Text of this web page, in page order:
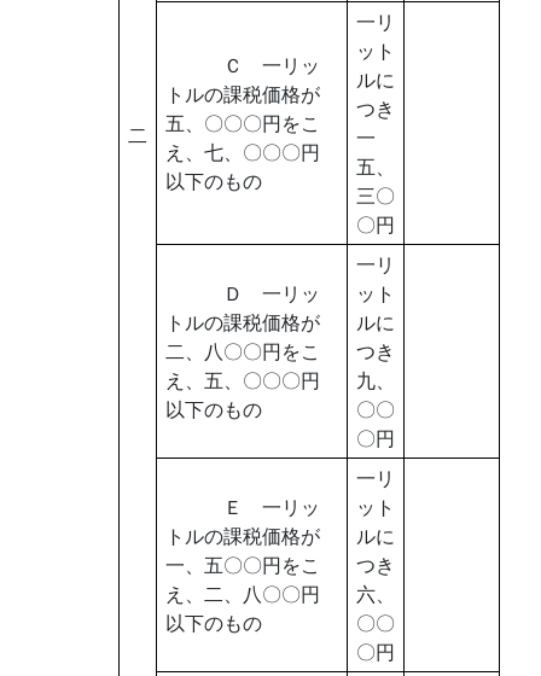
二
Ｃ 一リッ
トルの課税価格が
五、〇〇〇円をこ
え、七、〇〇〇円
以下のもの
一リ
ット
ルに
つき
一
五、
三〇
〇円
Ｄ 一リッ
トルの課税価格が
二、八〇〇円をこ
え、五、〇〇〇円
以下のもの
一リ
ット
ルに
つき
九、
〇〇
〇円
Ｅ 一リッ
トルの課税価格が
一、五〇〇円をこ
え、二、八〇〇円
以下のもの
一リ
ット
ルに
つき
六、
〇〇
〇円